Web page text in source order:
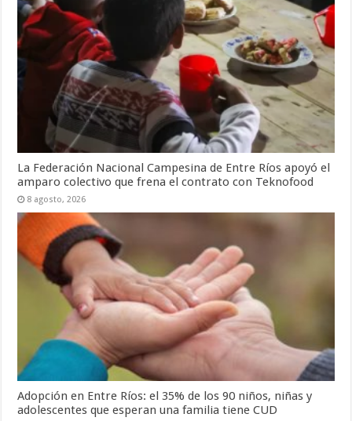
La Federación Nacional Campesina de Entre Ríos apoyó el
amparo colectivo que frena el contrato con Teknofood
8 agosto, 2026
Adopción en Entre Ríos: el 35% de los 90 niños, niñas y
adolescentes que esperan una familia tiene CUD